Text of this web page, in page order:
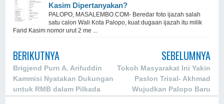
Kasim Dipertanyakan?
PALOPO, MASALEMBO.COM- Beredar foto ijazah salah
satu calon Wali Kota Palopo, kuat dugaan ijazah itu milik
Farid Kasim nomor urut 2 me ...
BERIKUTNYA
Brigjend Purn A. Arifuddin
Kammisi Nyatakan Dukungan
untuk RMB dalam Pilkada
Walikota Palopo 2024:
SEBELUMNYA
Tokoh Masyarakat Ini Yakin
Paslon Trisal- Akhmad
Wujudkan Palopo Baru